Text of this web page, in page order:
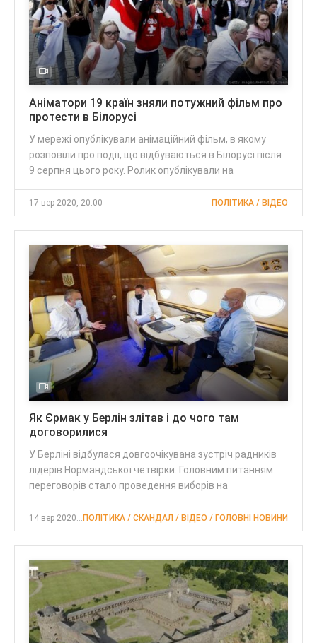
Аніматори 19 країн зняли потужний фільм про
протести в Білорусі
У мережі опублікували анімаційний фільм, в якому
розповіли про події, що відбуваються в Білорусі після
9 серпня цього року. Ролик опублікували на
17 вер 2020, 20:00 ПОЛІТИКА / ВІДЕО
Як Єрмак у Берлін злітав і до чого там
договорилися
У Берліні відбулася довгоочікувана зустріч радників
лідерів Нормандської четвірки. Головним питанням
переговорів стало проведення виборів на
14 вер 2020, 20:30 ПОЛІТИКА / СКАНДАЛ / ВІДЕО / ГОЛОВНІ НОВИНИ